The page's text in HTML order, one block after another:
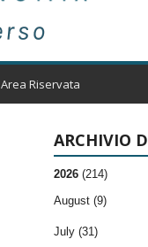
Area Riservata
ARCHIVIO
2026 (214)
August (9)
July (31)